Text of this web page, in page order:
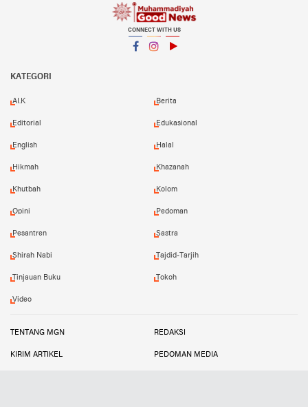
CONNECT WITH US
KATEGORI
AI.K Berita
Editorial Edukasional
English Halal
Hikmah Khazanah
Khutbah Kolom
Opini Pedoman
Pesantren Sastra
Shirah Nabi Tajdid-Tarjih
Tinjauan Buku Tokoh
Video
TENTANG MGN REDAKSI
KIRIM ARTIKEL PEDOMAN MEDIA